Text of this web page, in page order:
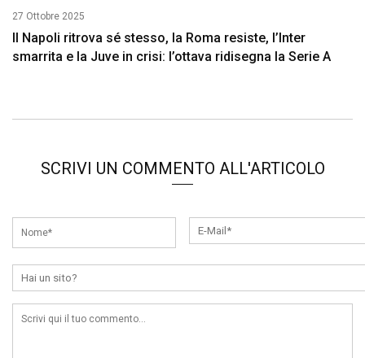
27 Ottobre 2025
Il Napoli ritrova sé stesso, la Roma resiste, l’Inter
smarrita e la Juve in crisi: l’ottava ridisegna la Serie A
SCRIVI UN COMMENTO ALL'ARTICOLO